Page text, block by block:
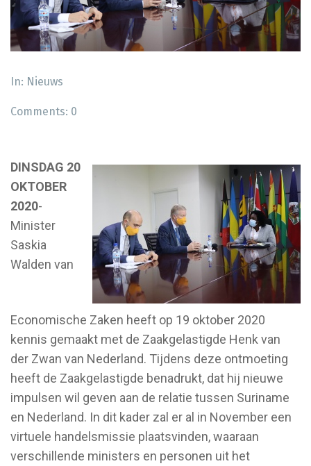
In: Nieuws
Comments: 0
DINSDAG 20
OKTOBER
2020-
Minister
Saskia
Walden van
Economische Zaken heeft op 19 oktober 2020
kennis gemaakt met de Zaakgelastigde Henk van
der Zwan van Nederland. Tijdens deze ontmoeting
heeft de Zaakgelastigde benadrukt, dat hij nieuwe
impulsen wil geven aan de relatie tussen Suriname
en Nederland. In dit kader zal er al in November een
virtuele handelsmissie plaatsvinden, waaraan
verschillende ministers en personen uit het